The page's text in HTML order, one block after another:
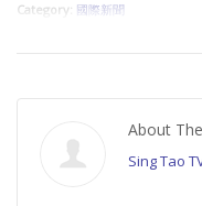
Category: 國際新聞
About
Sing Tao